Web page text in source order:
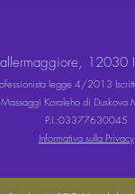
12030
legge 4/2013
Koraleho di Duskova
P.I.:03377630045
Informativa sulla Privacy